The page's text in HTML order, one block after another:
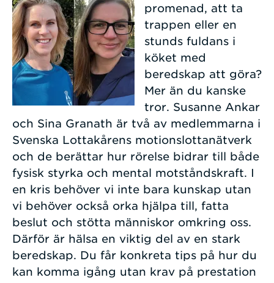
promenad, att ta
trappen eller en
stunds fuldans i
köket med
beredskap att göra?
Mer än du kanske
tror. Susanne Ankar
och Sina Granath är två av medlemmarna i
Svenska Lottakårens motionslottanätverk
och de berättar hur rörelse bidrar till både
fysisk styrka och mental motståndskraft. I
en kris behöver vi inte bara kunskap utan
vi behöver också orka hjälpa till, fatta
beslut och stötta människor omkring oss.
Därför är hälsa en viktig del av en stark
beredskap. Du får konkreta tips på hur du
kan komma igång utan krav på prestation